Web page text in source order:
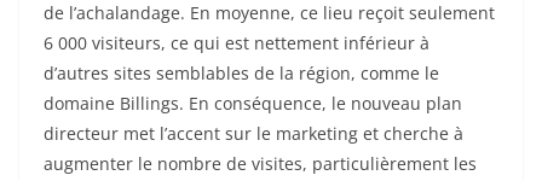
de l’achalandage. En moyenne, ce lieu reçoit seulement
6 000 visiteurs, ce qui est nettement inférieur à
d’autres sites semblables de la région, comme le
domaine Billings. En conséquence, le nouveau plan
directeur met l’accent sur le marketing et cherche à
augmenter le nombre de visites, particulièrement les